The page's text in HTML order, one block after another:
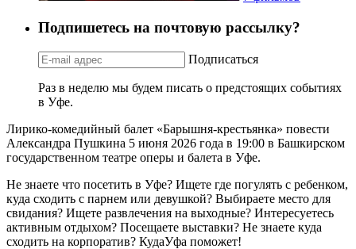
Подпишетесь на почтовую рассылку?
Подписаться
Раз в неделю мы будем писать о предстоящих событиях
в Уфе.
Лирико-комедийный балет «Барышня-крестьянка» повести
Александра Пушкина 5 июня 2026 года в 19:00 в Башкирском
государственном театре оперы и балета в Уфе.
Не знаете что посетить в Уфе? Ищете где погулять с ребенком,
куда сходить с парнем или девушкой? Выбираете место для
свидания? Ищете развлечения на выходные? Интересуетесь
активным отдыхом? Посещаете выставки? Не знаете куда
сходить на корпоратив? КудаУфа поможет!